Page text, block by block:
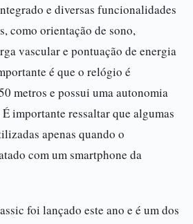
e diversas funcionalidades
como orientação de sono,
vascular e pontuação de energia
é que o relógio é
metros e possui uma autonomia
importante ressaltar que algumas
apenas quando o
com um smartphone da
foi lançado este ano e é um dos